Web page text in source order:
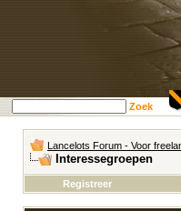
Zoek
Lancelots Forum - Voor
Interessegroepen
Registreer